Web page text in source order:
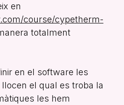
en
course/cypetherm-
totalment
en el software les
el qual es troba la
les hem